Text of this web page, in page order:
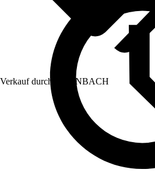
Verkauf durch: HORNBACH